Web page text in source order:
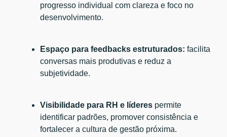
progresso individual com clareza e foco no
desenvolvimento.
Espaço para feedbacks estruturados: facilita
conversas mais produtivas e reduz a
subjetividade.
Visibilidade para RH e líderes permite
identificar padrões, promover consistência e
fortalecer a cultura de gestão próxima.